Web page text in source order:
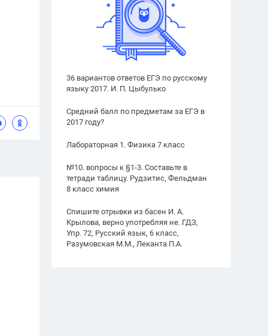
36 вариантов ответов ЕГЭ по русскому
языку 2017. И. П. Цыбулько
Средний балл по предметам за ЕГЭ в
2017 году?
Лабораторная 1. Физика 7 класс
№10. вопросы к §1-3. Составьте в
тетради таблицу. Рудзитис, Фельдман
8 класс химия
Спишите отрывки из басен И. А.
Крылова, верно употребляя не. ГДЗ,
Упр. 72, Русский язык, 6 класс,
Разумовская М.М., Леканта П.А.